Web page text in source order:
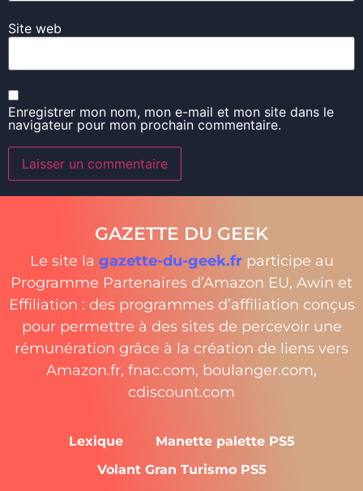
Site web
Enregistrer mon nom, mon e-mail et mon site dans le
navigateur pour mon prochain commentaire.
GAZETTE DU GEEK
Le site la gazette-du-geek.frparticipe au
Programme Partenaires d’Amazon EU, Awin et
Effiliation : des programmes d’affiliation conçus
pour permettre à des sites de percevoir une
rémunération grâce à la création de liens vers
Amazon.fr, fnac.com, boulanger.com,
cdiscount.com
Lexique
Manette palette PS5
Volant Gran Turismo PS5